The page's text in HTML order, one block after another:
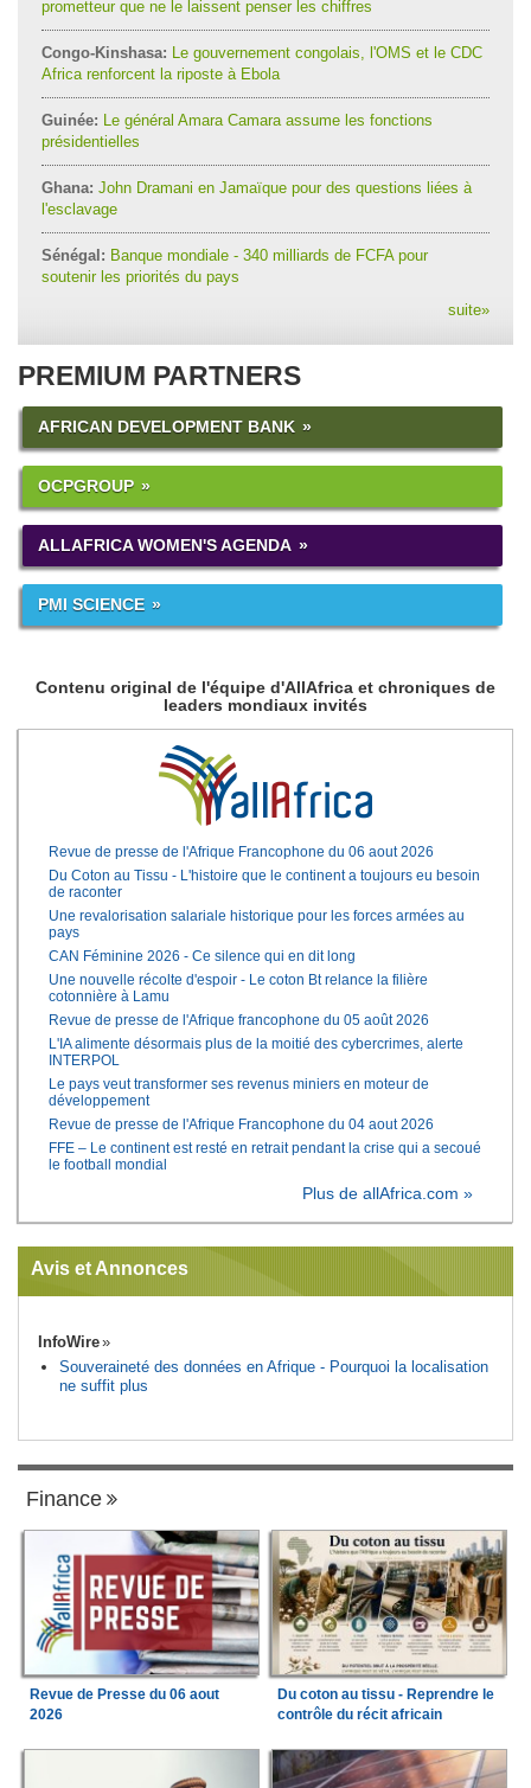
prometteur que ne le laissent penser les chiffres
Congo-Kinshasa: Le gouvernement congolais, l'OMS et le CDC
Africa renforcent la riposte à Ebola
Guinée: Le général Amara Camara assume les fonctions
présidentielles
Ghana: John Dramani en Jamaïque pour des questions liées à
l'esclavage
Sénégal: Banque mondiale - 340 milliards de FCFA pour
soutenir les priorités du pays
suite»
PREMIUM PARTNERS
AFRICAN DEVELOPMENT BANK
OCPGROUP
ALLAFRICA WOMEN'S AGENDA
PMI SCIENCE
Contenu original de l'équipe d'AllAfrica et chroniques de
leaders mondiaux invités
Revue de presse de l'Afrique Francophone du 06 aout 2026
Du Coton au Tissu - L'histoire que le continent a toujours eu besoin
de raconter
Une revalorisation salariale historique pour les forces armées au
pays
CAN Féminine 2026 - Ce silence qui en dit long
Une nouvelle récolte d'espoir - Le coton Bt relance la filière
cotonnière à Lamu
Revue de presse de l'Afrique francophone du 05 août 2026
L'IA alimente désormais plus de la moitié des cybercrimes, alerte
INTERPOL
Le pays veut transformer ses revenus miniers en moteur de
développement
Revue de presse de l'Afrique Francophone du 04 aout 2026
FFE – Le continent est resté en retrait pendant la crise qui a secoué
le football mondial
Plus de allAfrica.com »
Avis et Annonces
InfoWire
Souveraineté des données en Afrique - Pourquoi la localisation
ne suffit plus
Finance
Revue de Presse du 06 aout
2026
Du coton au tissu - Reprendre le
contrôle du récit africain